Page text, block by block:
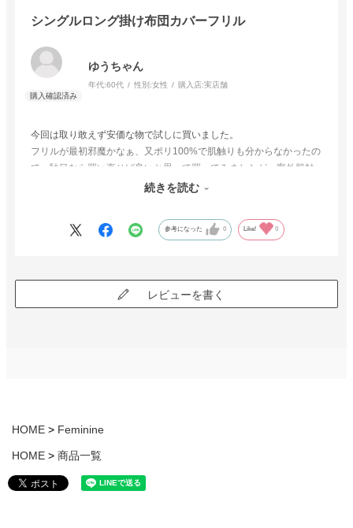
シングルロング掛け布団カバーフリル
ゆうちゃん
年代:60代 性別:女性 購入店:実店舗
今回は取り敢えず安価な物で試しに買いました。
フリルが最初邪魔かなぁ、又ポリ100%で肌触りも分からなかったの
で、駄目なら買い直せば良いと思って買ってみましたが、案外肌触
りも良くフリルも気になりませんでした。
続きを読む
参考になった 0 Like! 0
レビューを書く
HOME Feminine
HOME 商品一覧